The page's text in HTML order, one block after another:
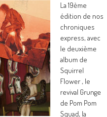
La 19ème
édition de nos
chroniques
express, avec
le deuxième
album de
Squirrel
Flower , le
revival Grunge
de Pom Pom
Squad, la